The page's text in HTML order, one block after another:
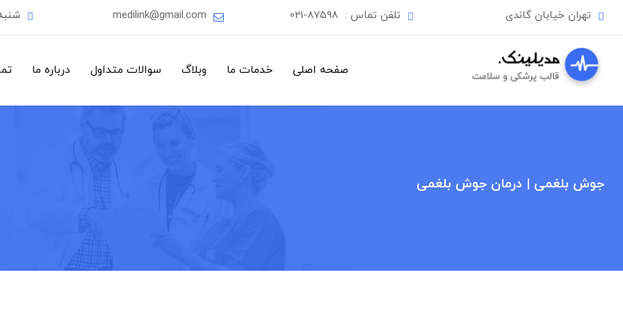
تهران خیابان گاندی تلفن تماس : 021-87598
medilink@gmail.com
صفحه اصلی خدمات ما وبلاگ سوالات متداول درباره ما
جوش بلغمی | درمان جوش بلغمی